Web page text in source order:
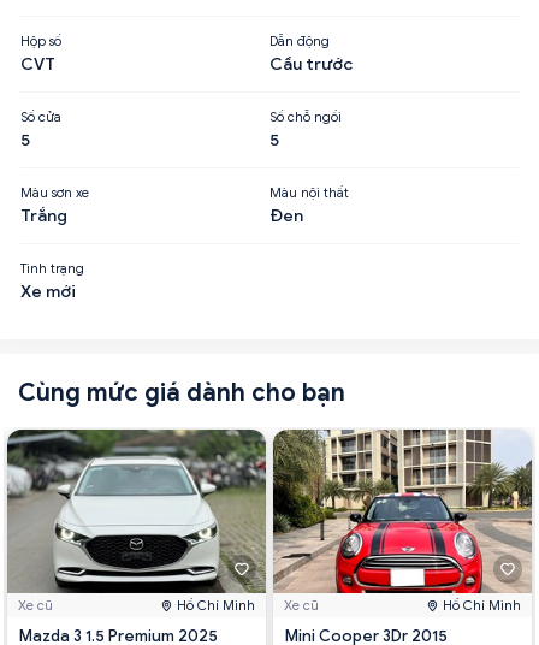
Hộp số
CVT
Dẫn động
Cầu trước
Số cửa
5
Số chỗ ngồi
5
Màu sơn xe
Trắng
Màu nội thất
Đen
Tình trạng
Xe mới
Cùng mức giá dành cho bạn
Xe cũ Hồ Chí Minh
Mazda 3 1.5 Premium 2025
Xe cũ Hồ Chí Minh
Mini Cooper 3Dr 2015